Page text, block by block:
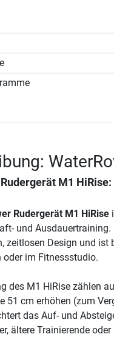
M1 HiRise:
Rudergerät M1 HiRise
und
zeitlosen Design und
oder im Fitnessstudio.
des M1 HiRise zählen
51 cm erhöhen (zum
das Auf- und
ältere Trainierende